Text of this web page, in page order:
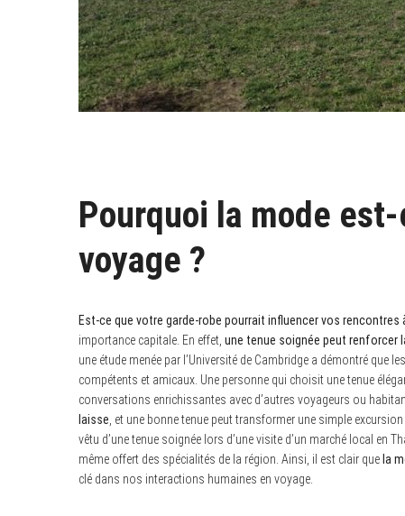
Pourquoi la mode
voyage ?
Est-ce que votre garde-robe pourrait influencer vos rencontres
importance capitale. En effet, une tenue soignée peut renforcer
une étude menée par l’Université de Cambridge a démontré que
compétents et amicaux. Une personne qui choisit une tenue
conversations enrichissantes avec d’autres voyageurs ou
laisse , et une bonne tenue peut transformer une simple
vêtu d’une tenue soignée lors d’une visite d’un marché local en
même offert des spécialités de la région. Ainsi, il est clair que la
clé dans nos interactions humaines en voyage.